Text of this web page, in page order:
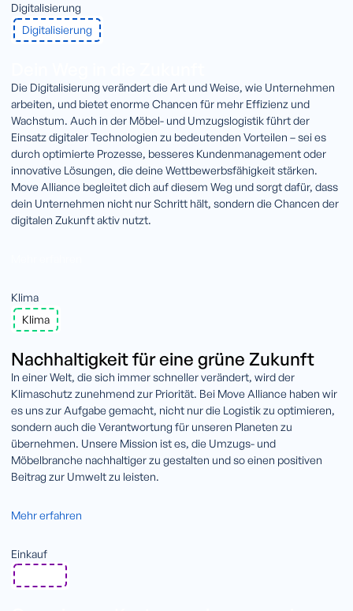
Digitalisierung
Digitalisierung
Die Digitalisierung verändert die Art und Weise, wie Unternehmen
arbeiten, und bietet enorme Chancen für mehr Effizienz und
Wachstum. Auch in der Möbel- und Umzugslogistik führt der
Einsatz digitaler Technologien zu bedeutenden Vorteilen – sei es
durch optimierte Prozesse, besseres Kundenmanagement oder
innovative Lösungen, die deine Wettbewerbsfähigkeit stärken.
Move Alliance begleitet dich auf diesem Weg und sorgt dafür, dass
dein Unternehmen nicht nur Schritt hält, sondern die Chancen der
digitalen Zukunft aktiv nutzt.
Klima
Klima
Nachhaltigkeit für eine grüne Zukunft
In einer Welt, die sich immer schneller verändert, wird der
Klimaschutz zunehmend zur Priorität. Bei Move Alliance haben wir
es uns zur Aufgabe gemacht, nicht nur die Logistik zu optimieren,
sondern auch die Verantwortung für unseren Planeten zu
übernehmen. Unsere Mission ist es, die Umzugs- und
Möbelbranche nachhaltiger zu gestalten und so einen positiven
Beitrag zur Umwelt zu leisten.
Mehr erfahren
Einkauf